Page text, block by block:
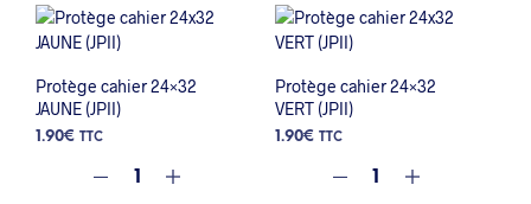
Protège cahier 24×32
JAUNE (JPII)
1.90€ TTC
Protège cahier 24×32
VERT (JPII)
1.90€ TTC